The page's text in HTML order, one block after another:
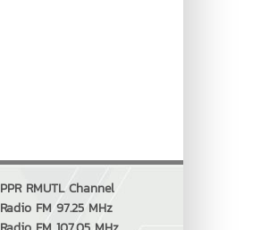
PPR RMUTL Channel
Radio FM 97.25 MHz